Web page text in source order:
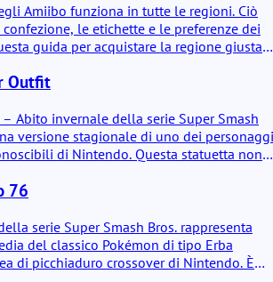
Amiibo funziona in tutte le regioni. Ciò
le etichette e le preferenze dei
guida per acquistare la regione giusta
Outfit
Abito invernale della serie Super Smash
versione stagionale di uno dei personaggi
di Nintendo. Questa statuetta non
risiede principalmente nella sua
di Isabelle durante un momento
di Animal Crossing.
76
serie Super Smash Bros. rappresenta
del classico Pokémon di tipo Erba
di picchiaduro crossover di Nintendo. È